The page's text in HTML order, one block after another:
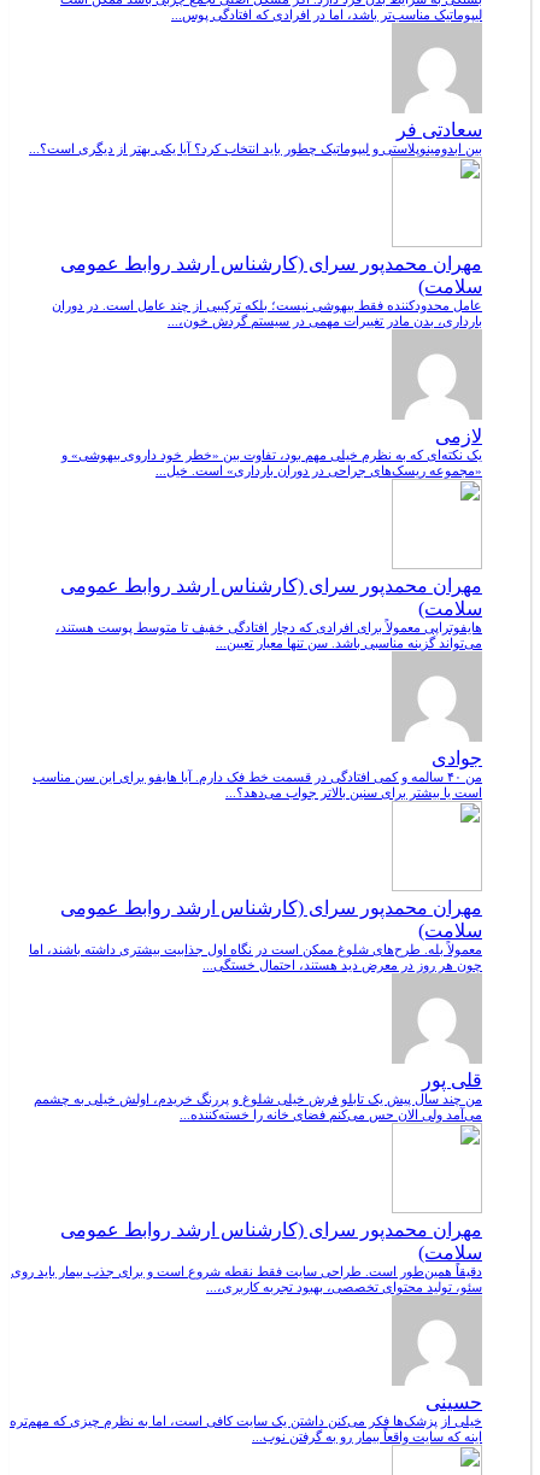
لیپوماتیک مناسب‌تر باشد، اما در افرادی که افتادگی پوس...
سعادتی فر
بین ابدومینوپلاستی و لیپوماتیک چطور باید انتخاب کرد؟ آیا یکی بهتر از دیگری است؟...
مهران محمدپور سرای (کارشناس ارشد روابط عمومی
سلامت)
عامل محدودکننده فقط بیهوشی نیست؛ بلکه ترکیبی از چند عامل است. در دوران
بارداری، بدن مادر تغییرات مهمی در سیستم گردش خون،...
لازمی
یک نکته‌ای که به نظرم خیلی مهم بود، تفاوت بین «خطر خود داروی بیهوشی» و
«مجموعه ریسک‌های جراحی در دوران بارداری» است. خیل...
مهران محمدپور سرای (کارشناس ارشد روابط عمومی
سلامت)
هایفوتراپی معمولاً برای افرادی که دچار افتادگی خفیف تا متوسط پوست هستند،
می‌تواند گزینه مناسبی باشد. سن تنها معیار تعیین...
جوادی
من ۴۰ سالمه و کمی افتادگی در قسمت خط فک دارم. آیا هایفو برای این سن مناسب
است یا بیشتر برای سنین بالاتر جواب می‌دهد؟...
مهران محمدپور سرای (کارشناس ارشد روابط عمومی
سلامت)
معمولاً بله. طرح‌های شلوغ ممکن است در نگاه اول جذابیت بیشتری داشته باشند، اما
چون هر روز در معرض دید هستند، احتمال خستگی...
قلی پور
من چند سال پیش یک تابلو فرش خیلی شلوغ و پررنگ خریدم، اولش خیلی به چشمم
می‌آمد ولی الان حس می‌کنم فضای خانه را خسته‌کننده...
مهران محمدپور سرای (کارشناس ارشد روابط عمومی
سلامت)
دقیقاً همین‌طور است. طراحی سایت فقط نقطه شروع است و برای جذب بیمار باید روی
سئو، تولید محتوای تخصصی، بهبود تجربه کاربری،...
حسینی
خیلی از پزشک‌ها فکر می‌کنن داشتن یک سایت کافی است، اما به نظرم چیزی که مهم‌تره
اینه که سایت واقعاً بیمار رو به گرفتن نوب...